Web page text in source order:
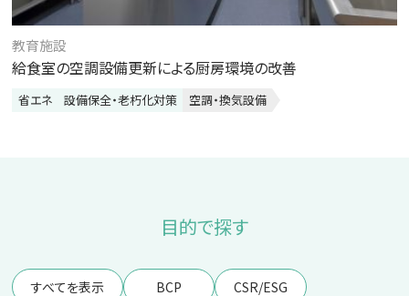
教育施設
給食室の空調設備更新による厨房環境の改善
省エネ 設備保全・老朽化対策 空調・換気設備
目的で探す
すべてを表示 BCP
CSR/ESG